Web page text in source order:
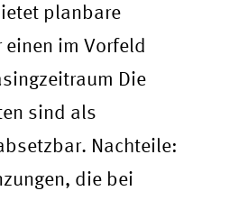
planbare
einen im Vorfeld
Die
sind als
Nachteile:
die bei